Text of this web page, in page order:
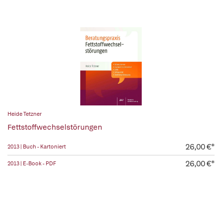
Heide Tetzner
Fettstoffwechselstörungen
2013 | Buch - Kartoniert 26,00 €*
2013 | E-Book - PDF 26,00 €*